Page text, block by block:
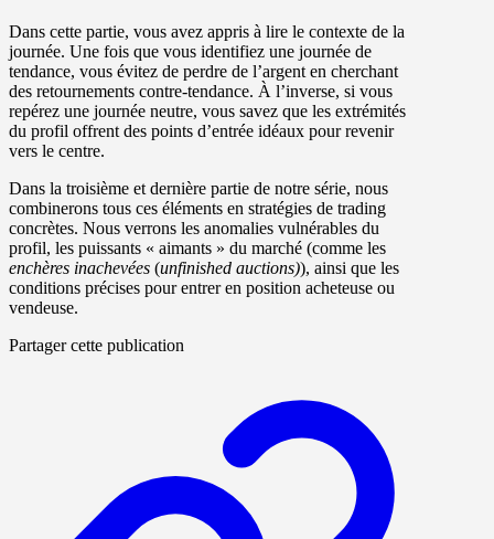
Dans cette partie, vous avez appris à lire le contexte de la
journée. Une fois que vous identifiez une journée de
tendance, vous évitez de perdre de l’argent en cherchant
des retournements contre-tendance. À l’inverse, si vous
repérez une journée neutre, vous savez que les extrémités
du profil offrent des points d’entrée idéaux pour revenir
vers le centre.
Dans la troisième et dernière partie de notre série, nous
combinerons tous ces éléments en stratégies de trading
concrètes. Nous verrons les anomalies vulnérables du
profil, les puissants « aimants » du marché (comme les
enchères inachevées (unfinished auctions)), ainsi que les
conditions précises pour entrer en position acheteuse ou
vendeuse.
Partager cette publication